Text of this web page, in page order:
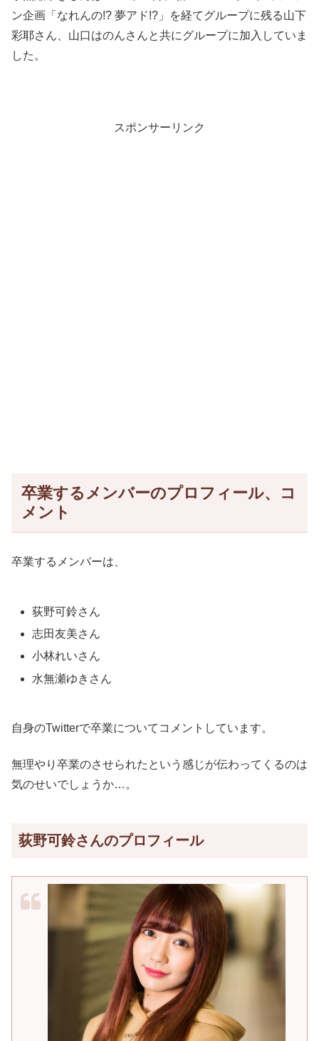
ン企画「なれんの!? 夢アド!?」を経てグループに残る山下
彩耶さん、山口はのんさんと共にグループに加入していま
した。
スポンサーリンク
卒業するメンバーのプロフィール、コ
メント
卒業するメンバーは、
荻野可鈴さん
志田友美さん
小林れいさん
水無瀬ゆきさん
自身のTwitterで卒業についてコメントしています。
無理やり卒業のさせられたという感じが伝わってくるのは
気のせいでしょうか…。
荻野可鈴さんのプロフィール